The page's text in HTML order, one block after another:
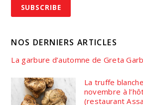
NOS DERNIERS ARTICLES
La garbure d’automne de Greta
La truffe
novembre à
(restaurant